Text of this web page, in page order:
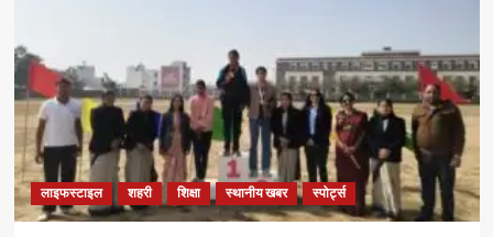
लाइफस्टाइल शहरी शिक्षा स्थानीय खबर स्पोर्ट्स